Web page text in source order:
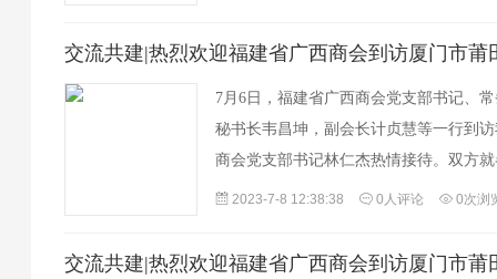
交流共建|热烈欢迎福建省广西商会到访厦门市莆
7月6日，福建省广西商会党支部书记、
秘书长韦昌坤，副会长计贞慧等一行到
商会党支部书记林仁杰热情接待。双方
何加强商会之间的联系等问题进行交流
2023-7-8 12:38:38 0人评论 0次浏
交流共建|热烈欢迎福建省广西商会到访厦门市莆